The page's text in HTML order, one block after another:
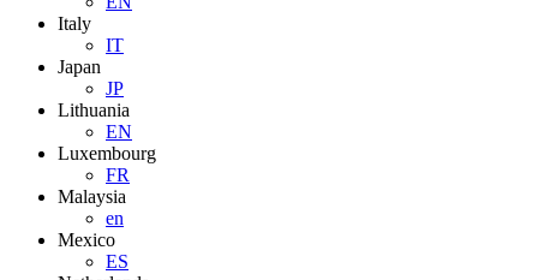
Italy
IT
Japan
JP
Lithuania
EN
Luxembourg
FR
Malaysia
en
Mexico
ES